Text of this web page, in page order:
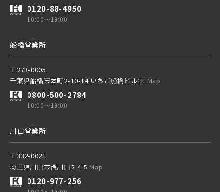
東京メトロ副都心線
京王井の頭線
千葉都市モノレール
京成成田スカイアクセス線
京成千葉線
西武線
西武池袋線
西武新宿線
20棟以上の大型分譲
0120-88-4950
10:00～19:00
船橋営業所
〒273-0005
千葉県船橋市本町2-10-14 いちご船橋ビル1F Map
0800-500-2784
10:00～19:00
川口営業所
〒332-0021
埼玉県川口市西川口2-4-5 Map
0120-977-256